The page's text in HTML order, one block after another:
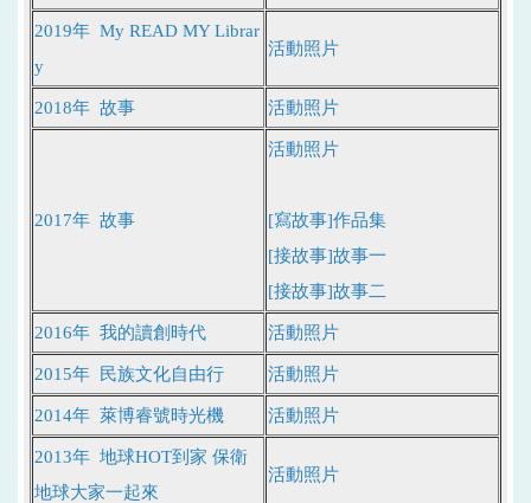
2019年 My READ MY Librar
y
活動照片
2018年 故事 活動照片
2017年 故事
活動照片
[寫故事]作品集
[接故事]故事一
[接故事]故事二
2016年 我的讀創時代 活動照片
2015年 民族文化自由行 活動照片
2014年 萊博睿號時光機 活動照片
2013年 地球HOT到家 保衛
地球大家一起來
活動照片